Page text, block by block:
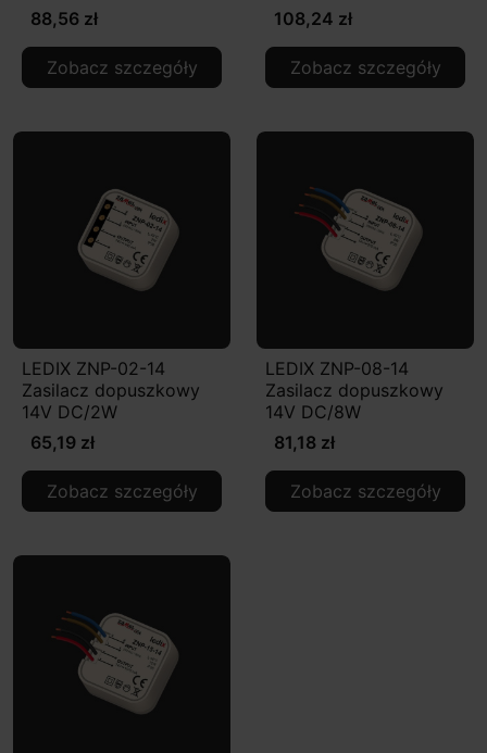
88,56 zł
Zobacz szczegóły
108,24 zł
Zobacz szczegóły
LEDIX ZNP-02-14
Zasilacz dopuszkowy
14V DC/2W
65,19 zł
Zobacz szczegóły
LEDIX ZNP-08-14
Zasilacz dopuszkowy
14V DC/8W
81,18 zł
Zobacz szczegóły